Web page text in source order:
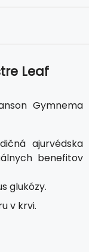
Leaf
Gymnema
ajurvédska
benefitov
glukózy.
v krvi.